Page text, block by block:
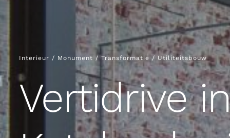
Interieur / Monument / Transformatie / Utiliteitsbouw
Vertidrive